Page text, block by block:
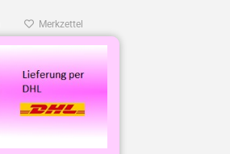
Merkzettel